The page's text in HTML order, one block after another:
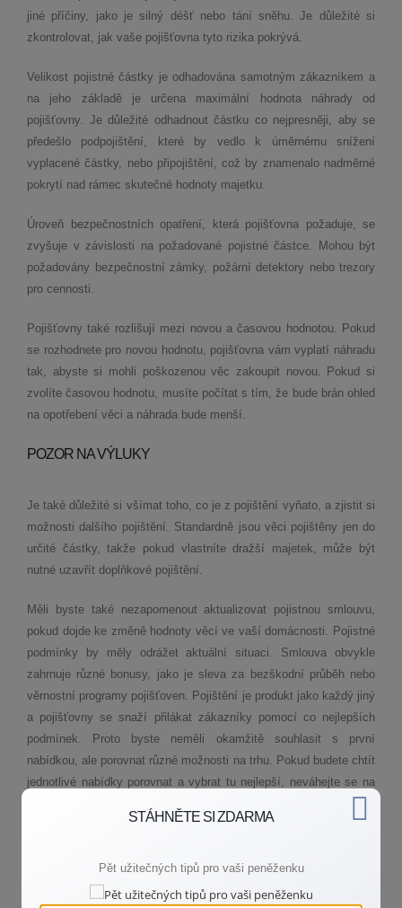
jiné příčiny, jako je silný déšť nebo tání sněhu. Je důležité si
zkontrolovat, jak vaše pojišťovna tyto rizika pokrývá.
Velikost pojistné částky je odhadována samotným zákazníkem a
na jeho základě je určena maximální hodnota náhrady od
pojišťovny. Je důležité odhadnout částku co nejpresněji, aby se
předešlo podpojištění, které by vedlo k úměrnému snížení
vyplacené částky, nebo připojištění, což by znamenalo nadměrné
pokrytí nad rámec skutečné hodnoty majetku.
Úroveň bezpečnostních opatření, která pojišťovna požaduje, se
zvyšuje v závislosti na požadované pojistné částce. Mohou být
požadovány bezpečnostní zámky, požární detektory nebo trezory
pro cennosti.
Pojišťovny také rozlišují mezi novou a časovou hodnotou. Pokud
se rozhodnete pro novou hodnotu, pojišťovna vám vyplatí náhradu
tak, abyste si mohli poškozenou věc zakoupit novou. Pokud si
zvolíte časovou hodnotu, musíte počítat s tím, že bude brán ohled
na opotřebení věci a náhrada bude menší.
POZOR NA VÝLUKY
Je také důležité si všímat toho, co je z pojištění vyňato, a zjistit si
možnosti dalšího pojištění. Standardně jsou věci pojištěny jen do
určité částky, takže pokud vlastníte dražší majetek, může být
nutné uzavřít doplňkové pojištění.
Měli byste také nezapomenout aktualizovat pojistnou smlouvu,
pokud dojde ke změně hodnoty věcí ve vaší domácnosti. Pojistné
podmínky by měly odrážet aktuální situaci. Smlouva obvykle
zahrnuje různé bonusy, jako je sleva za bezškodní průběh nebo
věrnostní programy pojišťoven. Pojištění je produkt jako každý jiný
a pojišťovny se snaží přilákat zákazníky pomocí co nejlepších
podmínek. Proto byste neměli okamžitě souhlasit s první
nabídkou, ale porovnat různé možnosti na trhu. Pokud budete chtít
jednotlivé nabídky porovnat a vybrat tu nejlepší, neváhejte se na
Jaroslava Dušejovská, EFA
STÁHNĚTE SI ZDARMA
Pět užitečných tipů pro vaši peněženku